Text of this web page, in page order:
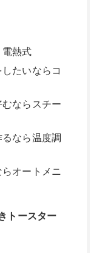
熱式
たいならコ
ならスチー
なら温度調
オートメニ
トースター